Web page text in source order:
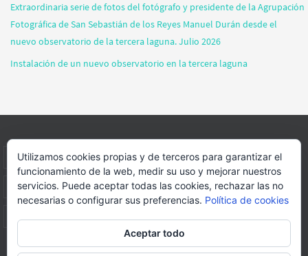
Extraordinaria serie de fotos del fotógrafo y presidente de la Agrupación
Fotográfica de San Sebastián de los Reyes Manuel Durán desde el
nuevo observatorio de la tercera laguna. Julio 2026
Instalación de un nuevo observatorio en la tercera laguna
INICIO INFORMACIÓN ASOCIACION SUS HABITANTES
FOTOS VIDEOS BLOG PATROCINADORES DONACIONES
Página web realizada porFORMACION WEBS Y MULTIMEDIA
Utilizamos cookies propias y de terceros para garantizar el
funcionamiento de la web, medir su uso y mejorar nuestros
servicios. Puede aceptar todas las cookies, rechazar las no
necesarias o configurar sus preferencias. Política de cookies
Aceptar todo